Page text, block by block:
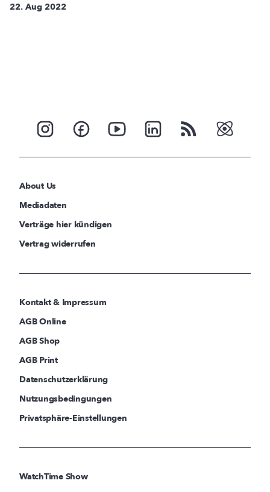
22. Aug 2022
About Us
Mediadaten
Verträge hier kündigen
Vertrag widerrufen
Kontakt & Impressum
AGB Online
AGB Shop
AGB Print
Datenschutzerklärung
Nutzungsbedingungen
Privatsphäre-Einstellungen
WatchTime Show